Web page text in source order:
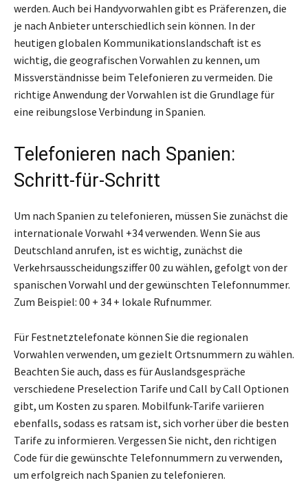
werden. Auch bei Handyvorwahlen gibt es Präferenzen, die
je nach Anbieter unterschiedlich sein können. In der
heutigen globalen Kommunikationslandschaft ist es
wichtig, die geografischen Vorwahlen zu kennen, um
Missverständnisse beim Telefonieren zu vermeiden. Die
richtige Anwendung der Vorwahlen ist die Grundlage für
eine reibungslose Verbindung in Spanien.
Telefonieren nach Spanien:
Schritt-für-Schritt
Um nach Spanien zu telefonieren, müssen Sie zunächst die
internationale Vorwahl +34 verwenden. Wenn Sie aus
Deutschland anrufen, ist es wichtig, zunächst die
Verkehrsausscheidungsziffer 00 zu wählen, gefolgt von der
spanischen Vorwahl und der gewünschten Telefonnummer.
Zum Beispiel: 00 + 34 + lokale Rufnummer.
Für Festnetztelefonate können Sie die regionalen
Vorwahlen verwenden, um gezielt Ortsnummern zu wählen.
Beachten Sie auch, dass es für Auslandsgespräche
verschiedene Preselection Tarife und Call by Call Optionen
gibt, um Kosten zu sparen. Mobilfunk-Tarife variieren
ebenfalls, sodass es ratsam ist, sich vorher über die besten
Tarife zu informieren. Vergessen Sie nicht, den richtigen
Code für die gewünschte Telefonnummern zu verwenden,
um erfolgreich nach Spanien zu telefonieren.